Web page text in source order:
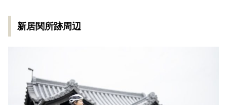
新居関所跡周辺